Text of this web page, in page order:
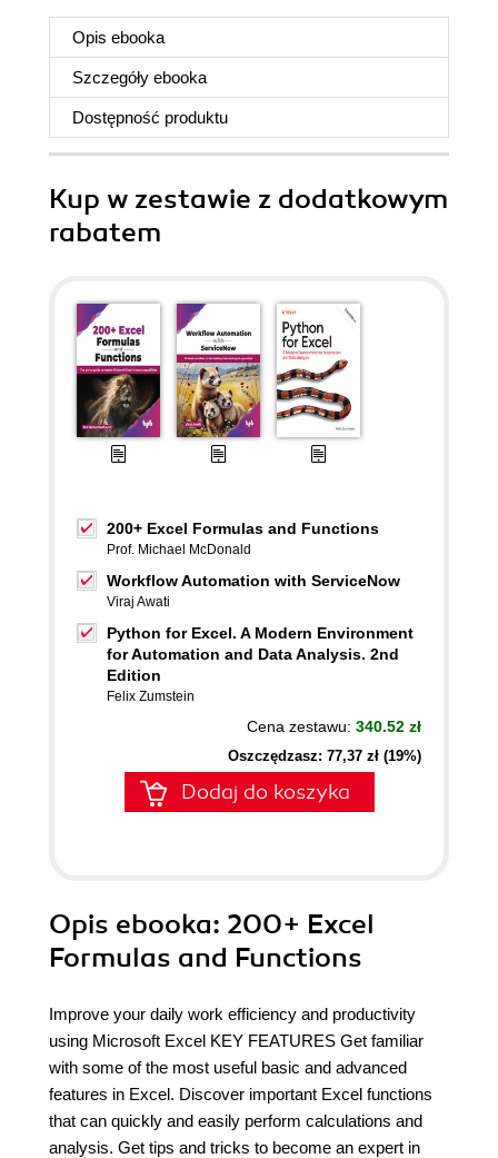
Opis ebooka
Szczegóły ebooka
Dostępność produktu
Kup w zestawie z dodatkowym
rabatem
200+ Excel Formulas and Functions
Prof. Michael McDonald
Workflow Automation with ServiceNow
Viraj Awati
Python for Excel. A Modern Environment
for Automation and Data Analysis. 2nd
Edition
Felix Zumstein
Cena zestawu: 340.52 zł
Oszczędzasz: 77,37 zł (19%)
Dodaj do koszyka
Opis ebooka: 200+ Excel
Formulas and Functions
Improve your daily work efficiency and productivity
using Microsoft Excel KEY FEATURES Get familiar
with some of the most useful basic and advanced
features in Excel. Discover important Excel functions
that can quickly and easily perform calculations and
analysis. Get tips and tricks to become an expert in